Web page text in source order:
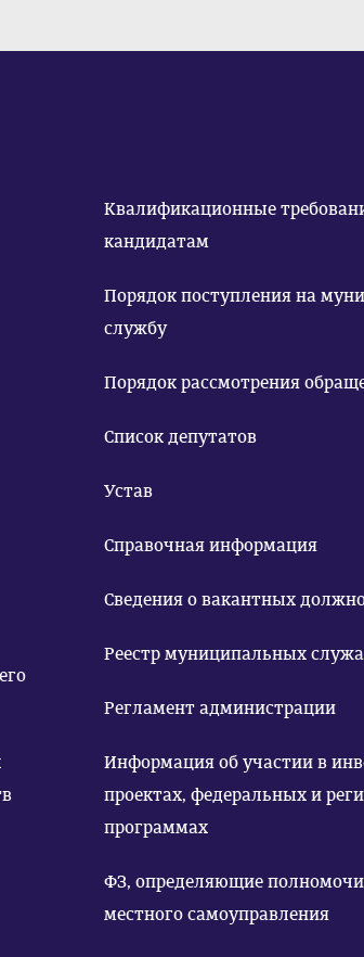
Квалификационные
кандидатам
Порядок поступления на
службу
Порядок рассмотрения
Список депутатов
Устав
Справочная информация
Сведения о вакантных
Реестр муниципальных
Регламент администрации
Информация об участии в
проектах, федеральных и
программах
ФЗ, определяющие
местного самоуправления